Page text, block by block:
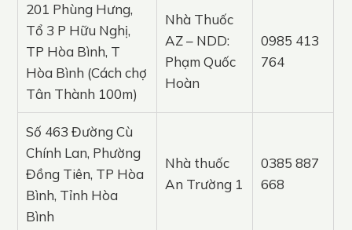
201 Phùng Hưng,
Tổ 3 P Hữu Nghị,
TP Hòa Bình, T
Hòa Bình (Cách chợ
Tân Thành 100m)
Nhà Thuốc
AZ – NDD:
Phạm Quốc
Hoàn
0985 413
764
Số 463 Đường Cù
Chính Lan, Phường
Đồng Tiên, TP Hòa
Bình, Tỉnh Hòa
Bình
Nhà thuốc
An Trường 1
0385 887
668